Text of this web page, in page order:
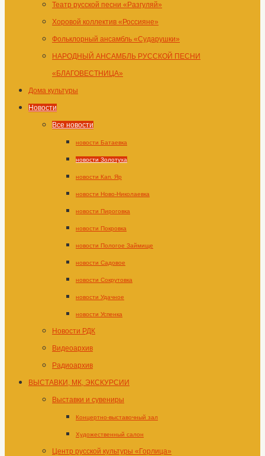
Театр русской песни «Разгуляй»
Хоровой коллектив «Россияне»
Фольклорный ансамбль «Сударушки»
НАРОДНЫЙ АНСАМБЛЬ РУССКОЙ ПЕСНИ
«БЛАГОВЕСТНИЦА»
Дома культуры
Новости
Все новости
новости Батаевка
новости Золотуха
новости Кап. Яр
новости Ново-Николаевка
новости Пироговка
новости Покровка
новости Пологое Займище
новости Садовое
новости Сокрутовка
новости Удачное
новости Успенка
Новости РДК
Видеоархив
Радиоархив
ВЫСТАВКИ, МК, ЭКСКУРСИИ
Выставки и сувениры
Концертно-выставочный зал
Художественный салон
Центр русской культуры «Горлица»